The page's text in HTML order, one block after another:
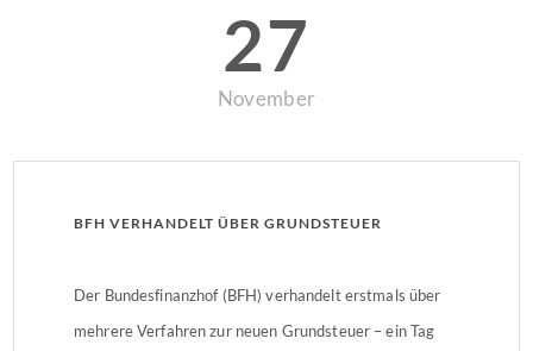
27
November
BFH VERHANDELT ÜBER GRUNDSTEUER
Der Bundesfinanzhof (BFH) verhandelt erstmals über
mehrere Verfahren zur neuen Grundsteuer – ein Tag